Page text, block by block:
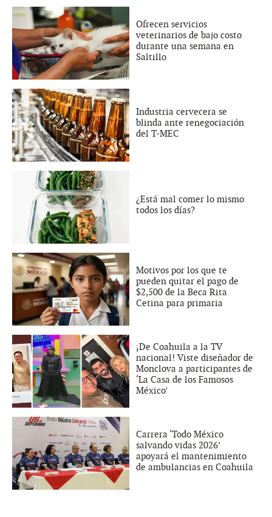
Ofrecen servicios
veterinarios de bajo costo
durante una semana en
Saltillo
Industria cervecera se
blinda ante renegociación
del T-MEC
¿Está mal comer lo mismo
todos los días?
Motivos por los que te
pueden quitar el pago de
$2,500 de la Beca Rita
Cetina para primaria
¡De Coahuila a la TV
nacional! Viste diseñador de
Monclova a participantes de
‘La Casa de los Famosos
México’
Carrera ‘Todo México
salvando vidas 2026’
apoyará el mantenimiento
de ambulancias en Coahuila